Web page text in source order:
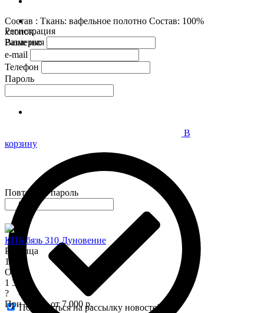
Состав : Ткань: вафельное полотно Состав: 100%
хлопок.
Размеры:
В
корзину
КПБ бязь 310 Дуновение
Розница
1 575
Опт
1 345
?
При заказе от 7 000 р.
Регистрация
Ваше имя
e-mail
Телефон
Пароль
Повторите пароль
Подписаться на рассылку новостей